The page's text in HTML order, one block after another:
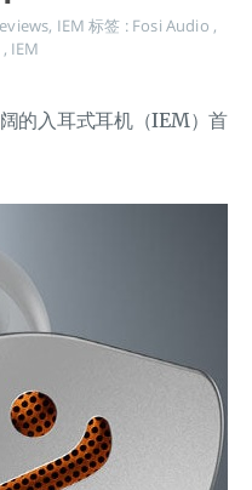
, IEM 标签 : Fosi Audio ,
, IEM
的入耳式耳机（IEM）首